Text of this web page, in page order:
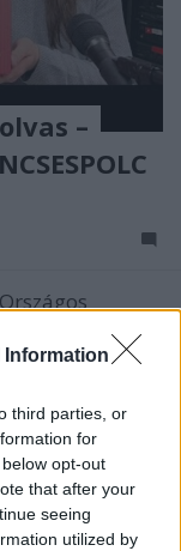
Information
third parties, or
for
opt-out
that after your
seeing
utilized by
–
más
című